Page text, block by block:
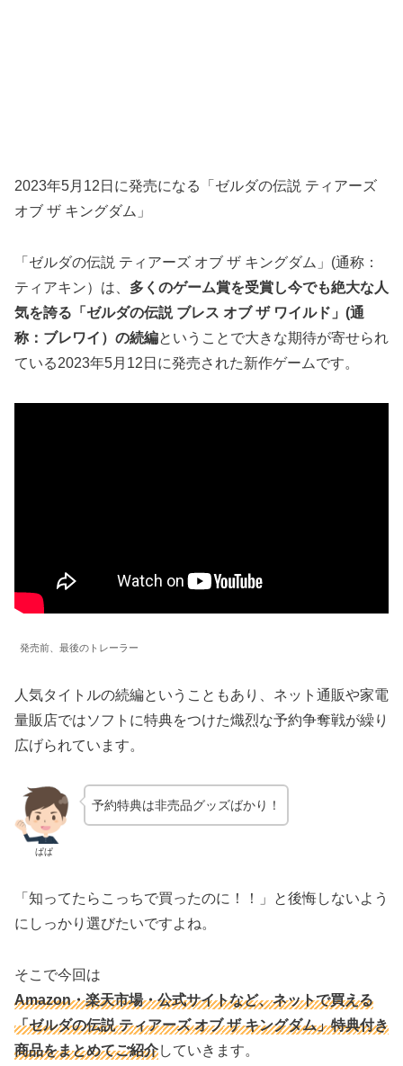
2023年5月12日に発売になる「ゼルダの伝説 ティアーズ
オブ ザ キングダム」
「ゼルダの伝説 ティアーズ オブ ザ キングダム」(通称：
ティアキン）は、 多くのゲーム賞を受賞し今でも絶大な人
気を誇る「ゼルダの伝説 ブレス オブ ザ ワイルド」(通
称：ブレワイ）の続編ということで大きな期待が寄せられ
ている2023年5月12日に発売された新作ゲームです。
発売前、最後のトレーラー
人気タイトルの続編ということもあり、ネット通販や家電
量販店ではソフトに特典をつけた熾烈な予約争奪戦が繰り
広げられています。
ぱぱ
予約特典は非売品グッズばかり！
「知ってたらこっちで買ったのに！！」と後悔しないよう
にしっかり選びたいですよね。
そこで今回は
Amazon・楽天市場・公式サイトなど、ネットで買える
「ゼルダの伝説 ティアーズ オブ ザ キングダム」特典付き
商品をまとめてご紹介していきます。